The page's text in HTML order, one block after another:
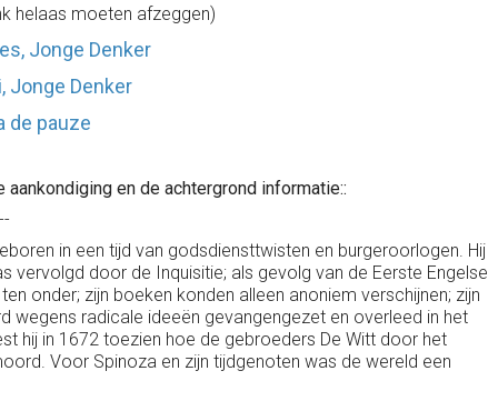
helaas moeten afzeggen)
Jonge Denker
Jonge Denker
de pauze
en de achtergrond informatie::
in een tijd van godsdiensttwisten en burgeroorlogen. Hij
vervolgd door de Inquisitie; als gevolg van de Eerste Engelse
onder; zijn boeken konden alleen anoniem verschijnen; zijn
wegens radicale ideeën gevangengezet en overleed in het
hij in 1672 toezien hoe de gebroeders De Witt door het
Voor Spinoza en zijn tijdgenoten was de wereld een